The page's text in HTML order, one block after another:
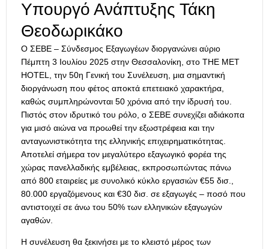
Υπουργό Ανάπτυξης Τάκη
Θεοδωρικάκο
Ο ΣΕΒΕ – Σύνδεσμος Εξαγωγέων διοργανώνει αύριο
Πέμπτη 3 Ιουλίου 2025 στην Θεσσαλονίκη, στο ΤΗΕ ΜΕΤ
HOTEL, την 50η Γενική του Συνέλευση, μια σημαντική
διοργάνωση που φέτος αποκτά επετειακό χαρακτήρα,
καθώς συμπληρώνονται 50 χρόνια από την ίδρυσή του.
Πιστός στον ιδρυτικό του ρόλο, ο ΣΕΒΕ συνεχίζει αδιάκοπα
για μισό αιώνα να προωθεί την εξωστρέφεια και την
ανταγωνιστικότητα της ελληνικής επιχειρηματικότητας.
Αποτελεί σήμερα τον μεγαλύτερο εξαγωγικό φορέα της
χώρας πανελλαδικής εμβέλειας, εκπροσωπώντας πάνω
από 800 εταιρείες με συνολικό κύκλο εργασιών €55 δισ.,
80.000 εργαζόμενους και €30 δισ. σε εξαγωγές – ποσό που
αντιστοιχεί σε άνω του 50% των ελληνικών εξαγωγών
αγαθών.
Η συνέλευση θα ξεκινήσει με το κλειστό μέρος των